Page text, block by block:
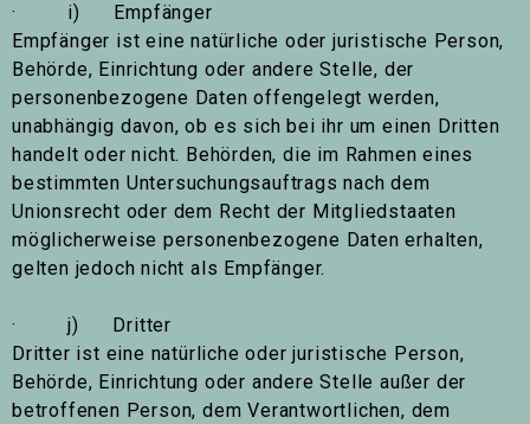
· i) Empfänger
Empfänger ist eine natürliche oder juristische Person,
Behörde, Einrichtung oder andere Stelle, der
personenbezogene Daten offengelegt werden,
unabhängig davon, ob es sich bei ihr um einen Dritten
handelt oder nicht. Behörden, die im Rahmen eines
bestimmten Untersuchungsauftrags nach dem
Unionsrecht oder dem Recht der Mitgliedstaaten
möglicherweise personenbezogene Daten erhalten,
gelten jedoch nicht als Empfänger.
· j) Dritter
Dritter ist eine natürliche oder juristische Person,
Behörde, Einrichtung oder andere Stelle außer der
betroffenen Person, dem Verantwortlichen, dem